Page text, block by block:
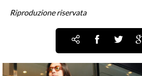
Riproduzione riservata